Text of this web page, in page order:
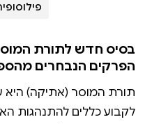
בסיס חדש לתורת
הפרקים הנבחרים
תורת המוסר (אתיקה) היא
לקבוע כללים להתנהגות